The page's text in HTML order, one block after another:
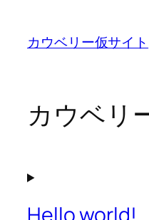
カウベリー仮サイト
カウベリ
Hello world!